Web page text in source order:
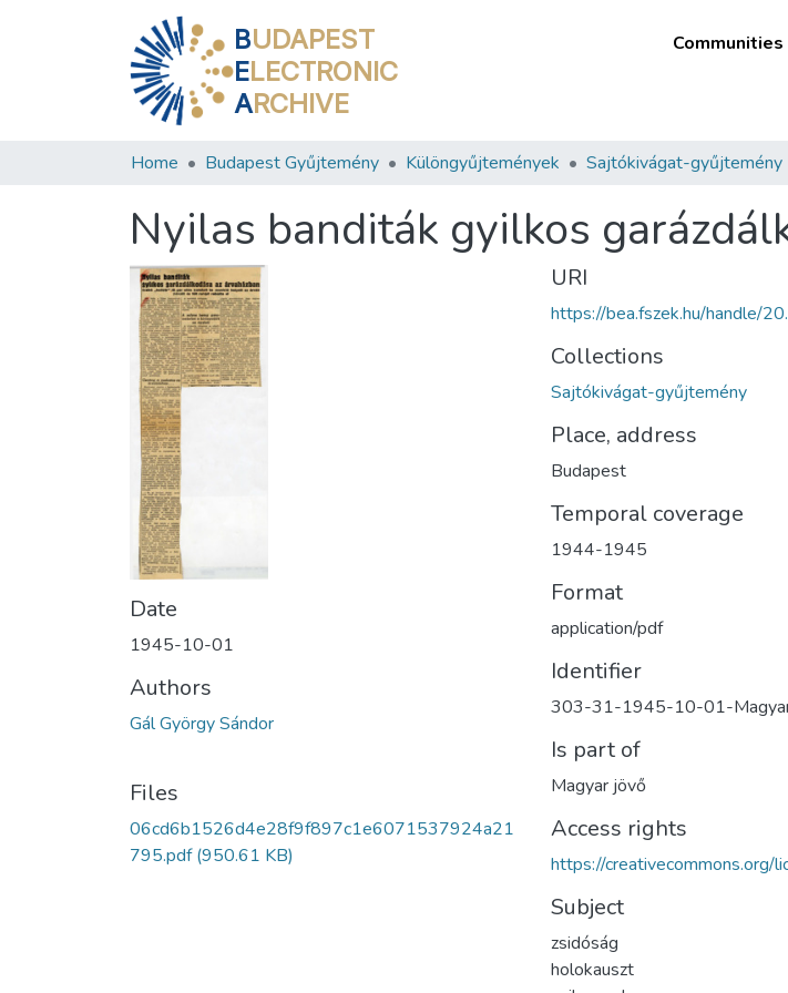
BUDAPEST
ELECTRONIC
ARCHIVE
Home Budapest Gyűjtemény Különgyűjtemények Sajtókivágat-gyűjtemény
Nyilas banditák gyilkos
Date
1945-10-01
Authors
Gál György Sándor
Files
06cd6b1526d4e28f9f897c1e6071537924a21
795.pdf(950.61 KB)
URI
https://bea.fszek.hu/handle/
Collections
Sajtókivágat-gyűjtemény
Place, address
Budapest
Temporal coverage
1944-1945
Format
application/pdf
Identifier
303-31-1945-10-01-
Is part of
Magyar jövő
Access rights
https://creativecommons.org/
Subject
zsidóság
holokauszt